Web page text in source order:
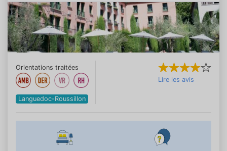
Orientations traitées
Languedoc-Roussillon
Lire les avis